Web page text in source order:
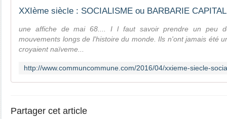
une affiche de mai 68.... I l faut savoir prendre un peu
mouvements longs de l'histoire du monde. Ils n'ont jamais été
croyaient naïveme...
Partager cet article